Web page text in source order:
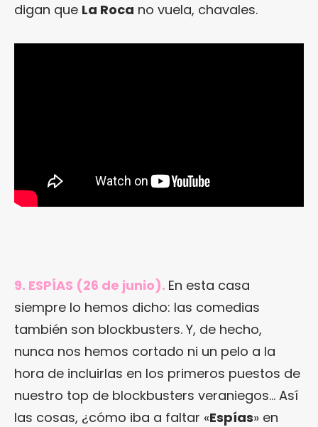
digan que La Roca no vuela, chavales.
9. ESPÍAS (26 de junio). En esta casa
siempre lo hemos dicho: las comedias
también son blockbusters. Y, de hecho,
nunca nos hemos cortado ni un pelo a la
hora de incluirlas en los primeros puestos de
nuestro top de blockbusters veraniegos… Así
las cosas, ¿cómo iba a faltar «Espías» en